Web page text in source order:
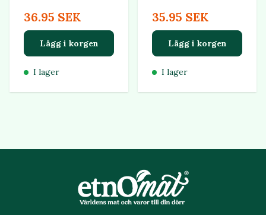
36.95 SEK
Lägg i korgen
I lager
35.95 SEK
Lägg i korgen
I lager